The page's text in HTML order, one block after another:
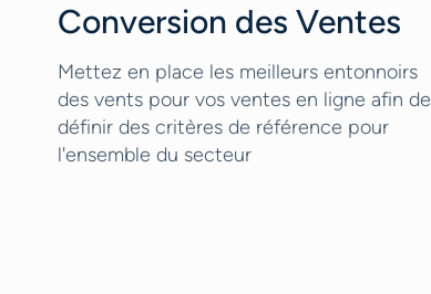
Conversion des Ventes
Mettez en place les meilleurs entonnoirs
des vents pour vos ventes en ligne afin de
définir des critères de référence pour
l'ensemble du secteur